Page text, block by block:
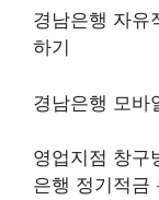
경남은행 자유
하기
경남은행 모바
영업지점 창구
은행 정기적금